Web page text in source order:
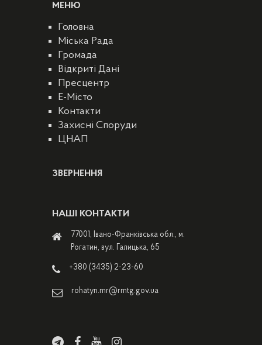
МЕНЮ
Головна
Міська Рада
Громада
Відкриті Дані
Пресцентр
E-Місто
Контакти
Захисні Споруди
ЦНАП
ЗВЕРНЕННЯ
НАШІ КОНТАКТИ
77001, Івано-Франківська обл., м.
Рогатин, вул. Галицька, 65
+380 (3435) 2-23-60
rohatyn.mr@rmtg.gov.ua